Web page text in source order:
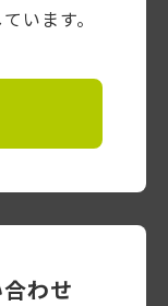
います。
わせ